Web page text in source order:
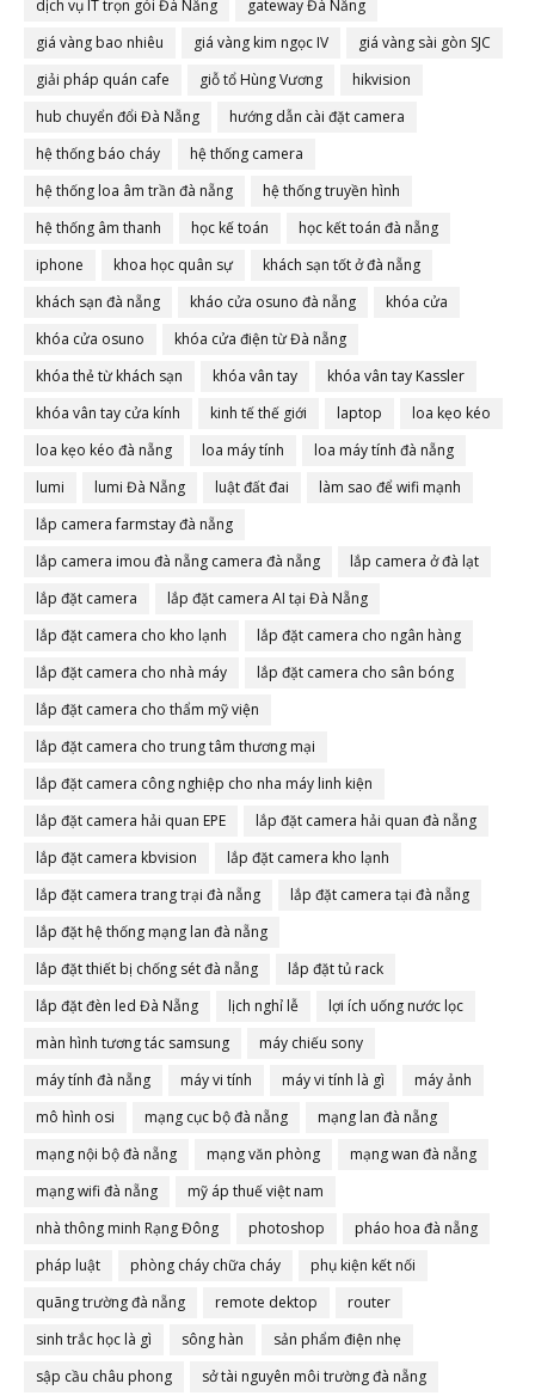
dịch vụ IT trọn gói Đà Nẵng
gateway Đà Nẵng
giá vàng bao nhiêu
giá vàng kim ngọc IV
giá vàng sài gòn SJC
giải pháp quán cafe
giỗ tổ Hùng Vương
hikvision
hub chuyển đổi Đà Nẵng
hướng dẫn cài đặt camera
hệ thống báo cháy
hệ thống camera
hệ thống loa âm trần đà nẵng
hệ thống truyền hình
hệ thống âm thanh
học kế toán
học kết toán đà nẵng
iphone
khoa học quân sự
khách sạn tốt ở đà nẵng
khách sạn đà nẵng
kháo cửa osuno đà nẵng
khóa cửa
khóa cửa osuno
khóa cửa điện từ Đà nẵng
khóa thẻ từ khách sạn
khóa vân tay
khóa vân tay Kassler
khóa vân tay cửa kính
kinh tế thế giới laptop
loa kẹo kéo
loa kẹo kéo đà nẵng
loa máy tính
loa máy tính đà nẵng
lumi
lumi Đà Nẵng luật đất đai
làm sao để wifi mạnh
lắp camera farmstay đà nẵng
lắp camera imou đà nẵng camera đà nẵng
lắp camera ở đà lạt
lắp đặt camera
lắp đặt camera AI tại Đà Nẵng
lắp đặt camera cho kho lạnh
lắp đặt camera cho ngân hàng
lắp đặt camera cho nhà máy
lắp đặt camera cho sân bóng
lắp đặt camera cho thẩm mỹ viện
lắp đặt camera cho trung tâm thương mại
lắp đặt camera công nghiệp cho nha máy linh kiện
lắp đặt camera hải quan EPE
lắp đặt camera hải quan đà nẵng
lắp đặt camera kbvision
lắp đặt camera kho lạnh
lắp đặt camera trang trại đà nẵng
lắp đặt camera tại đà nẵng
lắp đặt hệ thống mạng lan đà nẵng
lắp đặt thiết bị chống sét đà nẵng
lắp đặt tủ rack
lắp đặt đèn led Đà Nẵng
lịch nghỉ lễ
lợi ích uống nước lọc
màn hình tương tác samsung
máy chiếu sony
máy tính đà nẵng
máy vi tính máy vi tính là gì
máy ảnh
mô hình osi
mạng cục bộ đà nẵng
mạng lan đà nẵng
mạng nội bộ đà nẵng
mạng văn phòng
mạng wan đà nẵng
mạng wifi đà nẵng
mỹ áp thuế việt nam
nhà thông minh Rạng Đông
photoshop
pháo hoa đà nẵng
pháp luật
phòng cháy chữa cháy
phụ kiện kết nối
quãng trường đà nẵng
remote dektop
router
sinh trắc học là gì
sông hàn
sản phẩm điện nhẹ
sập cầu châu phong
sở tài nguyên môi trường đà nẵng